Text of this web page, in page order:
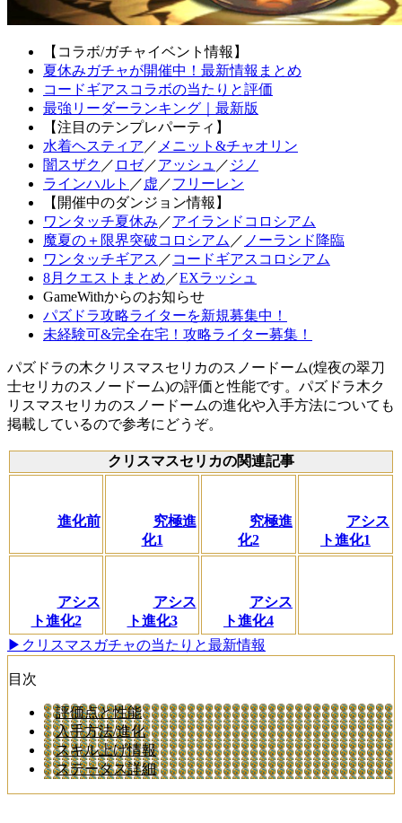
【コラボ/ガチャイベント情報】
夏休みガチャが開催中！最新情報まとめ
コードギアスコラボの当たりと評価
最強リーダーランキング｜最新版
【注目のテンプレパーティ】
水着ヘスティア ／ メニット&チャオリン
闇スザク ／ ロゼ／アッシュ ／ ジノ
ラインハルト ／ 虚 ／フリーレン
【開催中のダンジョン情報】
ワンタッチ夏休み ／アイランドコロシアム
魔夏の＋限界突破コロシアム ／ ノーランド降臨
ワンタッチギアス ／ コードギアスコロシアム
8月クエストまとめ ／EXラッシュ
GameWithからのお知らせ
パズドラ攻略ライターを新規募集中！
未経験可&完全在宅！攻略ライター募集！
パズドラの木クリスマスセリカのスノードーム(煌夜の翠刀
士セリカのスノードーム)の評価と性能です。パズドラ木ク
リスマスセリカのスノードームの進化や入手方法についても
掲載しているので参考にどうぞ。
クリスマスセリカの関連記事
進化前
究極進
化1
究極進
化2
アシス
ト進化1
アシス
ト進化2
アシス
ト進化3
アシス
ト進化4
▶クリスマスガチャの当たりと最新情報
目次
評価点と性能
入手方法/進化
スキル上げ情報
ステータス詳細